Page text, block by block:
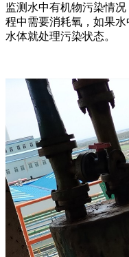
监测水中有机物污染情
程中需要消耗氧，如果水
水体就处理污染状态。